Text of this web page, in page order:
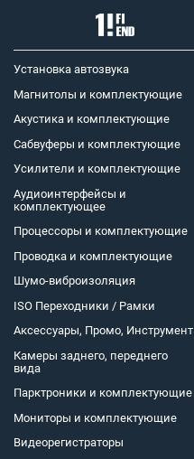
Установка автозвука
Магнитолы и комплектующие
Акустика и комплектующие
Сабвуферы и комплектующие
Усилители и комплектующие
Аудиоинтерфейсы и
комплектующее
Процессоры и комплектующие
Проводка и комплектующие
Шумо-виброизоляция
ISO Переходники / Рамки
Аксессуары, Промо, Инструмент
Камеры заднего, переднего
вида
Парктроники и комплектующие
Мониторы и комплектующие
Видеорегистраторы